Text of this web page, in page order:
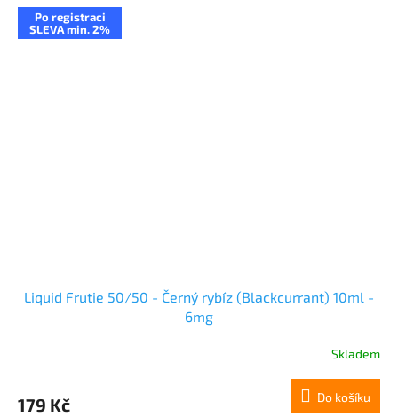
Po registraci
SLEVA min. 2%
Liquid Frutie 50/50 - Černý rybíz (Blackcurrant) 10ml -
6mg
Skladem
179 Kč Do košíku